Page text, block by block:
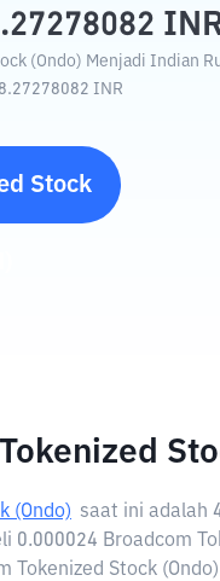
(Ondo) Menjadi Indian
INR
Stock
(Ondo) saat ini adalah
0.000024 Broadcom
Tokenized Stock